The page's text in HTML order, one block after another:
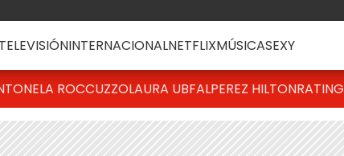
TELEVISIÓNINTERNACIONALNETFLIXMÚSICASEXY
ROCCUZZOLAURA UBFALPEREZ HILTONRATING